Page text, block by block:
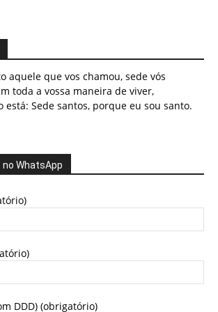
aquele que vos chamou, sede vós
toda a vossa maneira de viver,
está: Sede santos, porque eu sou santo.
WhatsApp
DDD) (obrigatório)